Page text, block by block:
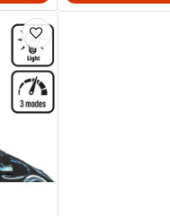
Voeg
toe
aan
verlanglijst